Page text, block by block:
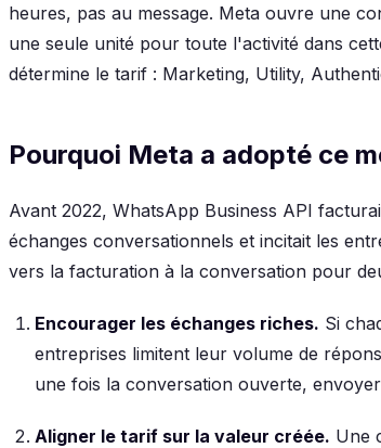
heures, pas au message. Meta ouvre une
une seule unité pour toute l'activité dans
détermine le tarif : Marketing, Utility,
Pourquoi Meta a adopté ce
Avant 2022, WhatsApp Business API
échanges conversationnels et incitait les
vers la facturation à la conversation pour
Encourager les échanges riches. Si
entreprises limitent leur volume de
une fois la conversation ouverte,
Aligner le tarif sur la valeur créée. Une